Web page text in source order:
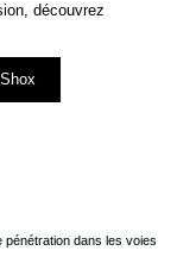
découvrez
pénétration dans les voies